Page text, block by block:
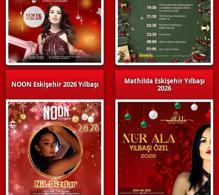
NOON Eskişehir 2026 Yılbaşı
Mathilda Eskişehir Yılbaşı
2026